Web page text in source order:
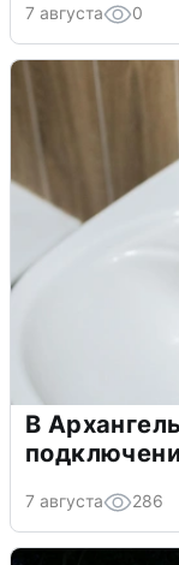
7 августа 0
В
7 августа 286